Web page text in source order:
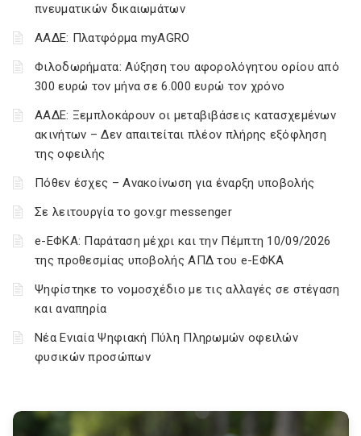
πνευματικών δικαιωμάτων
ΑΑΔΕ: Πλατφόρμα myAGRO
Φιλοδωρήματα: Αύξηση του αφορολόγητου ορίου από
300 ευρώ τον μήνα σε 6.000 ευρώ τον χρόνο
ΑΑΔΕ: Ξεμπλοκάρουν οι μεταβιβάσεις κατασχεμένων
ακινήτων – Δεν απαιτείται πλέον πλήρης εξόφληση
της οφειλής
Πόθεν έσχες – Ανακοίνωση για έναρξη υποβολής
Σε λειτουργία το gov.gr messenger
e-ΕΦΚΑ: Παράταση μέχρι και την Πέμπτη 10/09/2026
της προθεσμίας υποβολής ΑΠΔ του e-ΕΦΚΑ
Ψηφίστηκε το νομοσχέδιο με τις αλλαγές σε στέγαση
και αναπηρία
Νέα Ενιαία Ψηφιακή Πύλη Πληρωμών οφειλών
φυσικών προσώπων